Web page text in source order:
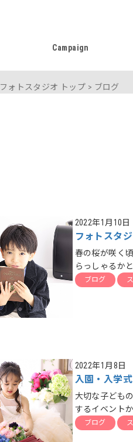
Campaign
フォトスタジオ トップ > ブログ
2022年1月10日
フォトスタ
春の桜が咲く
らっしゃるか
ブログ
2022年1月8日
入園・入学
大切な子ども
するイベント
ブログ